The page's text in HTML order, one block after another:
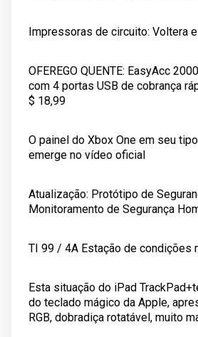
Impressoras de circuito: Voltera
OFEREGO QUENTE: EasyAcc
com 4 portas USB de cobrança
$ 18,99
O painel do Xbox One em seu
emerge no vídeo oficial
Atualização: Protótipo de
Monitoramento de Segurança
TI 99 / 4A Estação de condições
Esta situação do iPad
do teclado mágico da Apple,
RGB, dobradiça rotatável, muito